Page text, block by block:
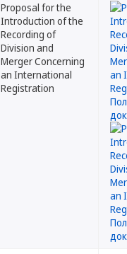
Proposal for the
Introduction of the
Recording of
Division and
Merger Concerning
an International
Registration